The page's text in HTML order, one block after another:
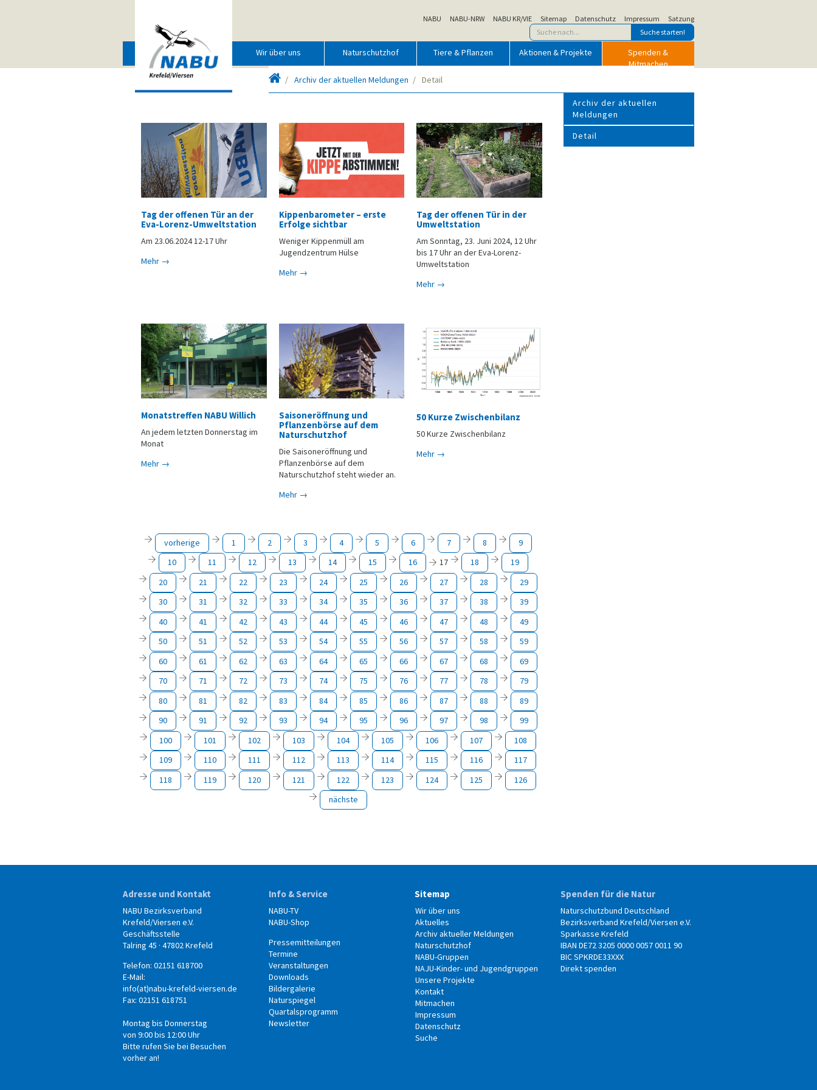
NABU NABU-NRW NABU KR/VIE Sitemap Datenschutz Impressum Satzung
Wir über uns Naturschutzhof Tiere & Pflanzen Aktionen & Projekte
Spenden &
Mitmachen
Startseite
Archiv der aktuellen Meldungen Detail
Tag der offenen Tür an der
Eva-Lorenz-Umweltstation
Am 23.06.2024 12-17 Uhr
Mehr →
Kippenbarometer – erste
Erfolge sichtbar
Weniger Kippenmüll am
Jugendzentrum Hülse
Mehr →
Tag der offenen Tür in der
Umweltstation
Am Sonntag, 23. Juni 2024, 12 Uhr
bis 17 Uhr an der Eva-Lorenz-
Umweltstation
Mehr →
Monatstreffen NABU Willich
An jedem letzten Donnerstag im
Monat
Mehr →
Saisoneröffnung und
Pflanzenbörse auf dem
Naturschutzhof
Die Saisoneröffnung und
Pflanzenbörse auf dem
Naturschutzhof steht wieder an.
Mehr →
50 Kurze Zwischenbilanz
50 Kurze Zwischenbilanz
Mehr →
vorherige 1 2 3 4 5 6 7 8
9
10
11 12 13 14 15 16 17 18
19
20
21 22 23 24 25 26 27 28
29
30
31 32 33 34 35 36 37 38
39
40
41 42 43 44 45 46 47 48
49
50
51 52 53 54 55 56 57 58
59
60
61 62 63 64 65 66 67 68
69
70
71 72 73 74 75 76 77 78
79
80
81 82 83 84 85 86 87 88
89
90
91 92 93 94 95 96 97 98
99
100
101 102 103 104 105 106 107
108
109
110 111 112 113 114 115 116
117
118
119 120 121 122 123 124 125
126
nächste
Archiv der aktuellen
Meldungen
Detail
Adresse und Kontakt
NABU Bezirksverband
Krefeld/Viersen e.V.
Geschäftsstelle
Talring 45 · 47802 Krefeld
Telefon: 02151 618700
E-Mail:
info(at)nabu-krefeld-viersen.de
Fax: 02151 618751
Montag bis Donnerstag
von 9:00 bis 12:00 Uhr
Bitte rufen Sie bei Besuchen
vorher an!
Info & Service
NABU-TV
NABU-Shop
Pressemitteilungen
Termine
Veranstaltungen
Downloads
Bildergalerie
Naturspiegel
Quartalsprogramm
Newsletter
Sitemap
Wir über uns
Aktuelles
Archiv aktueller Meldungen
Naturschutzhof
NABU-Gruppen
NAJU-Kinder- und Jugendgruppen
Unsere Projekte
Kontakt
Mitmachen
Impressum
Datenschutz
Suche
Spenden für die Natur
Naturschutzbund Deutschland
Bezirksverband Krefeld/Viersen e.V.
Sparkasse Krefeld
IBAN DE72 3205 0000 0057 0011 90
BIC SPKRDE33XXX
Direkt spenden